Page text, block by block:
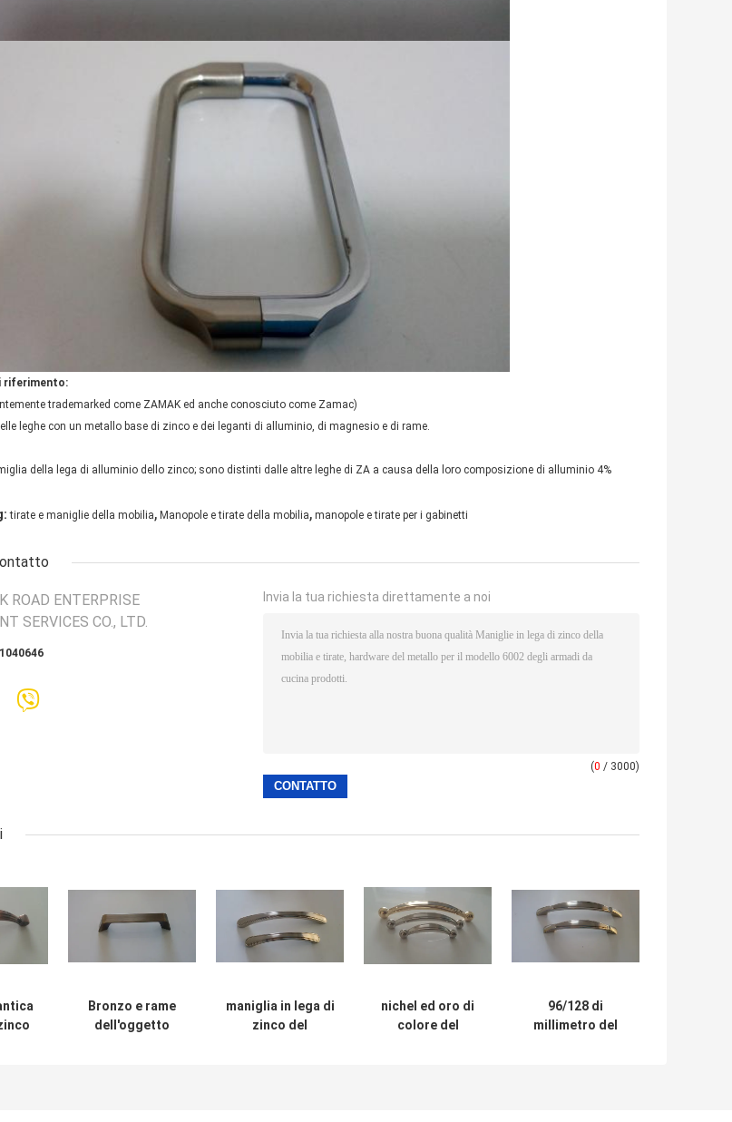
riferimento:
trademarked come ZAMAK ed anche conosciuto come Zamac)
leghe con un metallo base di zinco e dei leganti di alluminio, di magnesio e di rame.
della lega di alluminio dello zinco; sono distinti dalle altre leghe di ZA a causa della loro composizione di alluminio 4%
tirate e maniglie della mobilia, Manopole e tirate della mobilia, manopole e tirate per i gabinetti
ROAD ENTERPRISE
SERVICES CO., LTD.
Invia la tua richiesta direttamente a noi
(0 / 3000)
Bronzo e rame
dell'oggetto
maniglia in lega di
zinco del
nichel ed oro di
colore del
96/128 di
millimetro del